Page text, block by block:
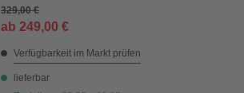
329,00 €
ab 249,00 €
Verfügbarkeit im Markt prüfen
lieferbar